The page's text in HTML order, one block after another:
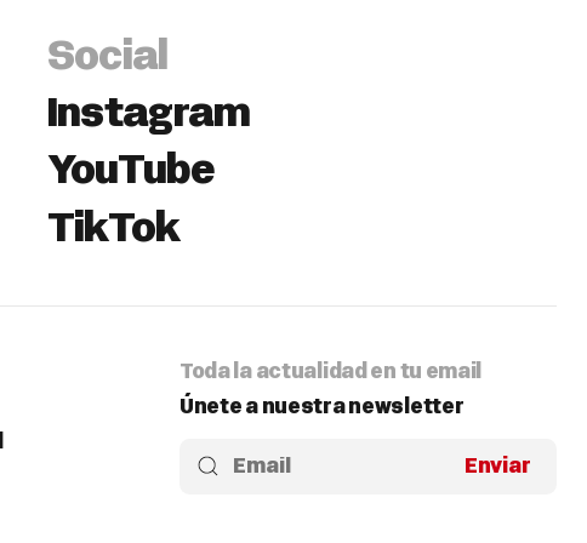
Social
Instagram
YouTube
TikTok
Toda la actualidad en tu email
Únete a nuestra newsletter
Enviar